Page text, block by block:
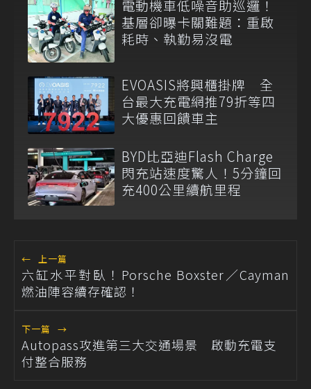
電動機車低噪音助巡邏！
基層卻曝卡關難題：重啟
耗時、執勤易沒電
EVOASIS將興櫃掛牌 全
台最大充電網推79折等四
大優惠回饋車主
BYD比亞迪Flash Charge
閃充站速度驚人！5分鐘回
充400公里續航里程
← 上一篇
六缸水平對臥！Porsche Boxster／Cayman
燃油陣容續存確認！
下一篇 →
Autopass攻進第三大交通場景 啟動充電支
付整合服務